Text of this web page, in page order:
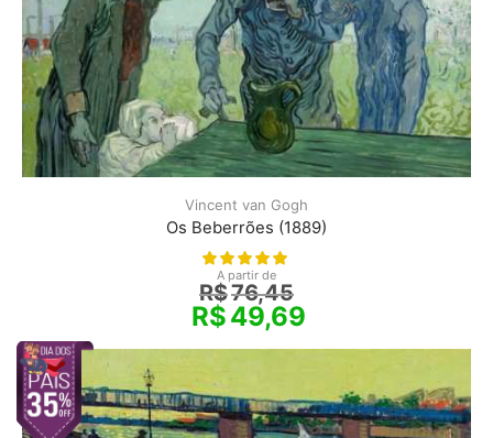
Vincent van Gogh
Os Beberrões (1889)
A partir de
R$76,45
R$49,69